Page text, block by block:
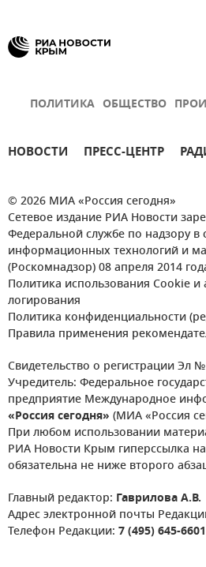
ПОЛИТИКА ОБЩЕСТВО
НОВОСТИ ПРЕСС-ЦЕНТР
© 2026 МИА «Россия сегодня»
Сетевое издание РИА Новости
Федеральной службе по надзору в
информационных технологий и
(Роскомнадзор) 08 апреля 2014
Политика использования Cookie и
логирования
Политика конфиденциальности
Правила применения
Свидетельство о регистрации Эл
Учредитель: Федеральное
предприятие Международное
«Россия сегодня» (МИА «Россия
При любом использовании
РИА Новости Крым гиперссылка
обязательна не ниже второго
Главный редактор: Гаврилова А.В.
Адрес электронной почты
Телефон Редакции: 7 (495) 645-6601